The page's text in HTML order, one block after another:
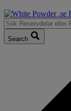
Search